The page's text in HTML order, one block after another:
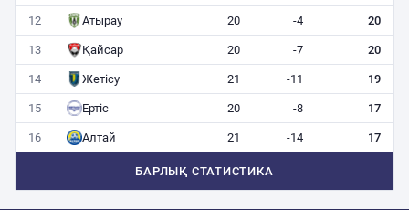
12 Атырау 20 -4 20
13 Қайсар 20 -7 20
14 Жетісу 21 -11 19
15 Ертіс 20 -8 17
16 Алтай 21 -14 17
БАРЛЫҚ СТАТИСТИКА